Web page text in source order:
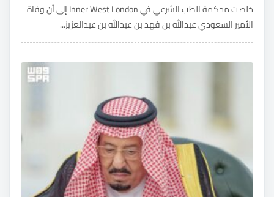
خلصت محكمة الطب الشرعي في Inner West London إلى أن وفاة
الأمير السعودي عبدالله بن فهد بن عبدالله بن عبدالعزيز...